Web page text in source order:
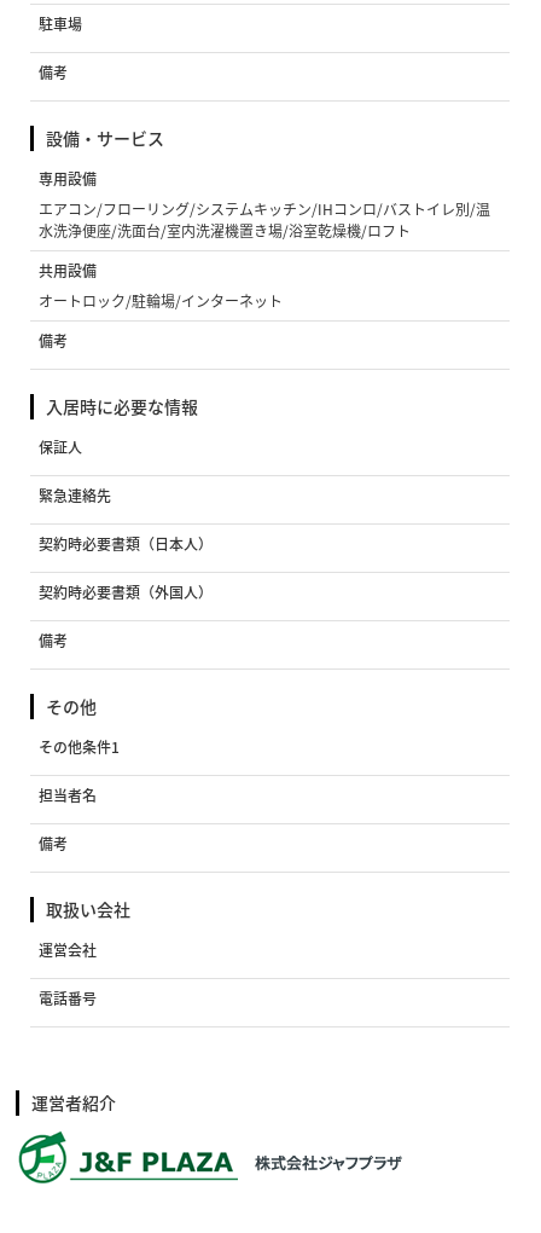
駐車場
備考
設備・サービス
専用設備
エアコン/フローリング/システムキッチン/IHコンロ/バストイレ別/温
水洗浄便座/洗面台/室内洗濯機置き場/浴室乾燥機/ロフト
共用設備
オートロック/駐輪場/インターネット
備考
入居時に必要な情報
保証人
緊急連絡先
契約時必要書類（日本人）
契約時必要書類（外国人）
備考
その他
その他条件1
担当者名
備考
取扱い会社
運営会社
電話番号
運営者紹介